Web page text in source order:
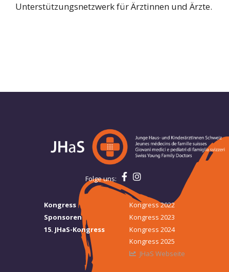
Unterstützungsnetzwerk für Ärztinnen und Ärzte.
Folge uns:
Kongress
Sponsoren
15. JHaS-Kongress
Kongress 2022
Kongress 2023
Kongress 2024
Kongress 2025
JHaS Webseite